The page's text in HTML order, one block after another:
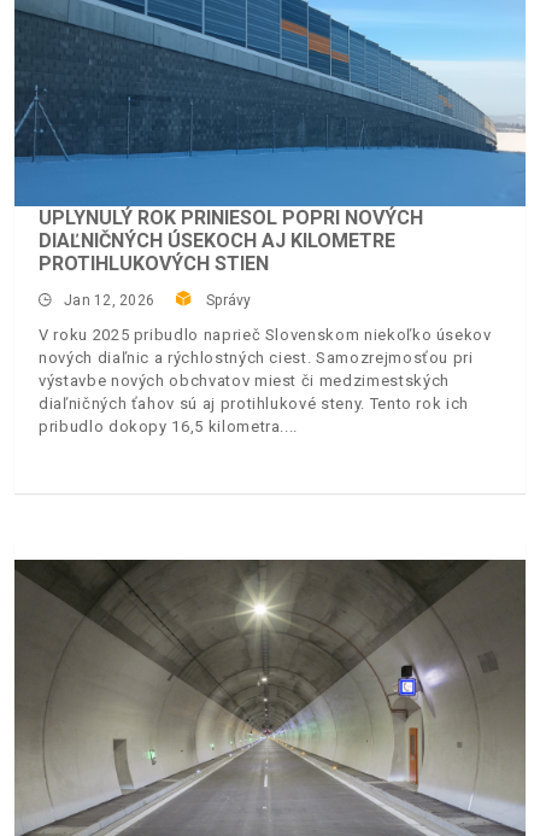
UPLYNULÝ ROK PRINIESOL POPRI NOVÝCH
DIAĽNIČNÝCH ÚSEKOCH AJ KILOMETRE
PROTIHLUKOVÝCH STIEN
Jan 12, 2026 Správy
V roku 2025 pribudlo naprieč Slovenskom niekoľko úsekov
nových diaľnic a rýchlostných ciest. Samozrejmosťou pri
výstavbe nových obchvatov miest či medzimestských
diaľničných ťahov sú aj protihlukové steny. Tento rok ich
pribudlo dokopy 16,5 kilometra.